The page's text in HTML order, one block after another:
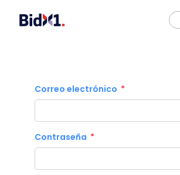
Correo electrónico
Contraseña